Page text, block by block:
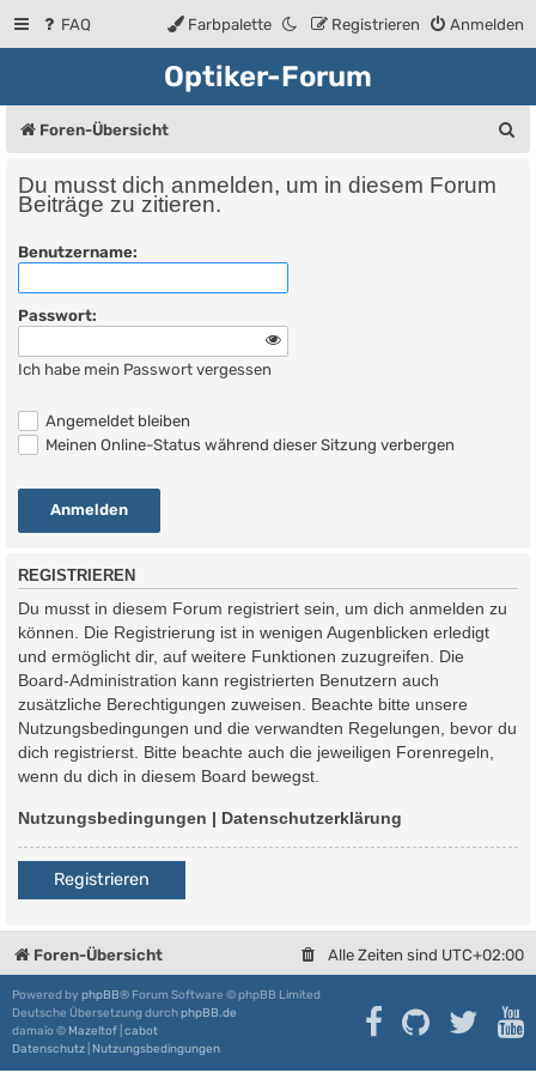
FAQ Anmelden
Registrieren
Farbpalette
Optiker-Forum
Foren-Übersicht
Du musst dich anmelden, um in diesem Forum
Beiträge zu zitieren.
Benutzername:
Passwort:
Ich habe mein Passwort vergessen
Angemeldet bleiben
Meinen Online-Status während dieser Sitzung verbergen
REGISTRIEREN
Du musst in diesem Forum registriert sein, um dich anmelden zu
können. Die Registrierung ist in wenigen Augenblicken erledigt
und ermöglicht dir, auf weitere Funktionen zuzugreifen. Die
Board-Administration kann registrierten Benutzern auch
zusätzliche Berechtigungen zuweisen. Beachte bitte unsere
Nutzungsbedingungen und die verwandten Regelungen, bevor du
dich registrierst. Bitte beachte auch die jeweiligen Forenregeln,
wenn du dich in diesem Board bewegst.
Nutzungsbedingungen | Datenschutzerklärung
Registrieren
Foren-Übersicht Alle Zeiten sind UTC+02:00
Powered by phpBB® Forum Software © phpBB Limited
Deutsche Übersetzung durchphpBB.de
damaïo © Mazeltof cabot
Datenschutz Nutzungsbedingungen